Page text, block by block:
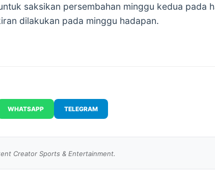
saksikan persembahan minggu kedua pada
dilakukan pada minggu hadapan.
WHATSAPP TELEGRAM
Creator Sports & Entertainment.